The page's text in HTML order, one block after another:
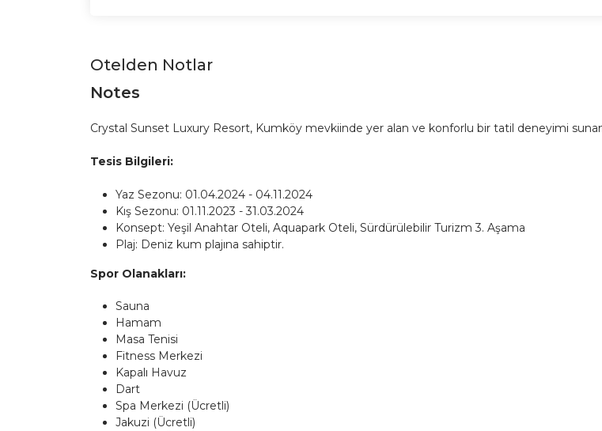
Otelden Notlar
Notes
Crystal Sunset Luxury Resort, Kumköy mevkiinde yer alan ve konforlu bir tatil deneyimi
Tesis Bilgileri:
Yaz Sezonu: 01.04.2024 - 04.11.2024
Kış Sezonu: 01.11.2023 - 31.03.2024
Konsept: Yeşil Anahtar Oteli, Aquapark Oteli, Sürdürülebilir Turizm 3. Aşama
Plaj: Deniz kum plajına sahiptir.
Spor Olanakları:
Sauna
Hamam
Masa Tenisi
Fitness Merkezi
Kapalı Havuz
Dart
Spa Merkezi (Ücretli)
Jakuzi (Ücretli)